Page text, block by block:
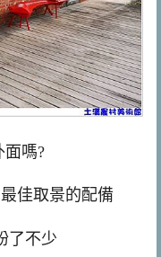
面嗎?
佳取景的配備
了不少